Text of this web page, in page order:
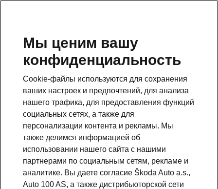
Открыть Škoda Auto
Мы ценим вашу
конфиденциальность
Cookie-файлы используются для сохранения
ваших настроек и предпочтений, для анализа
нашего трафика, для предоставления функций
социальных сетях, а также для
персонализации контента и рекламы. Мы
также делимся информацией об
использовании нашего сайта с нашими
партнерами по социальным сетям, рекламе и
аналитике. Вы даете согласие Škoda Auto a.s.,
Auto 100 AS, а также дистрибьюторской сети